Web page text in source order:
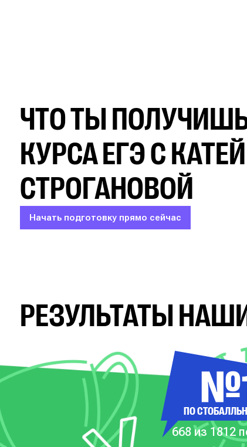
ЧТО ТЫ
КУРСА ЕГЭ С КАТЕЙ
СТРОГАНОВОЙ
Начать подготовку прямо сейчас
РЕЗУЛЬТАТЫ
ПО
668 из 1812